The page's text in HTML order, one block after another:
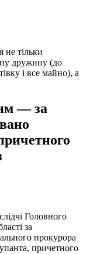
не тільки
дружину (до
і все майно), а
— за
Головного
за
прокурора
причетного